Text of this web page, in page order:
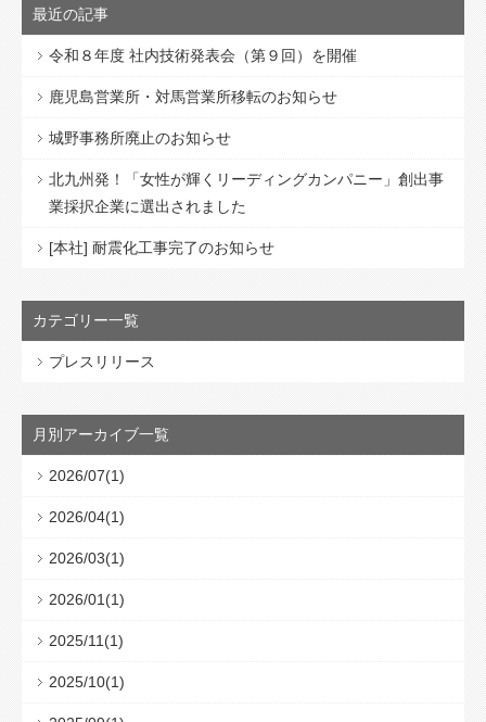
最近の記事
令和８年度 社内技術発表会（第９回）を開催
鹿児島営業所・対馬営業所移転のお知らせ
城野事務所廃止のお知らせ
北九州発！「女性が輝くリーディングカンパニー」創出事
業採択企業に選出されました
[本社] 耐震化工事完了のお知らせ
カテゴリー一覧
プレスリリース
月別アーカイブ一覧
2026/07(1)
2026/04(1)
2026/03(1)
2026/01(1)
2025/11(1)
2025/10(1)